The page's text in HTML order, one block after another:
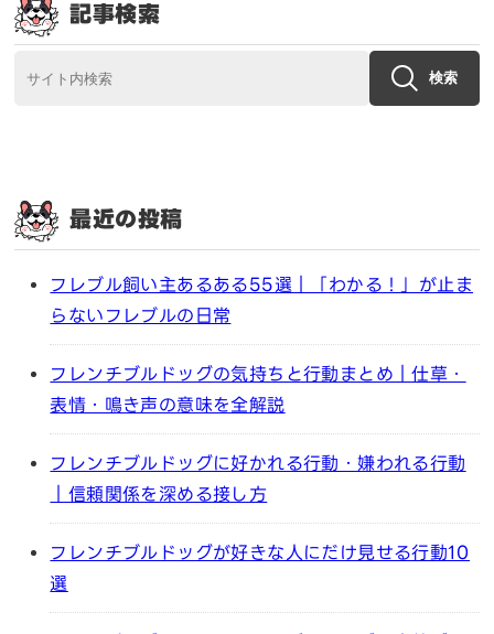
記事検索
検索
最近の投稿
フレブル飼い主あるある55選｜「わかる！」が止ま
らないフレブルの日常
フレンチブルドッグの気持ちと行動まとめ｜仕草・
表情・鳴き声の意味を全解説
フレンチブルドッグに好かれる行動・嫌われる行動
｜信頼関係を深める接し方
フレンチブルドッグが好きな人にだけ見せる行動10
選